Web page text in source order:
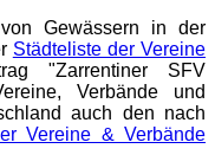
Gewässern in der
Städteliste der Vereine
"Zarrentiner SFV
Verbände und
auch den nach
Vereine & Verbände